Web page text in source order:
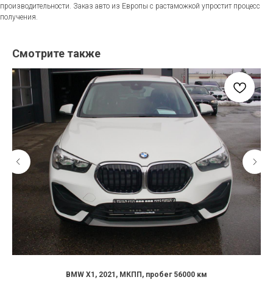
производительности. Заказ авто из Европы с растаможкой упростит процесс
получения.
Смотрите также
BMW X1, 2021, МКПП, пробег 56000 км